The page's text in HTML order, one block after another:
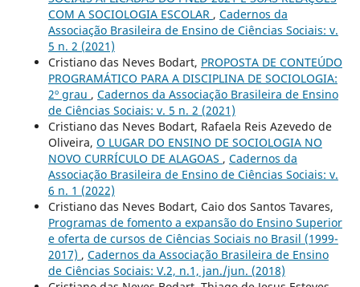
COM A SOCIOLOGIA ESCOLAR , Cadernos da
Associação Brasileira de Ensino de Ciências Sociais: v.
5 n. 2 (2021)
Cristiano das Neves Bodart, PROPOSTA DE CONTEÚDO
PROGRAMÁTICO PARA A DISCIPLINA DE SOCIOLOGIA:
2º grau , Cadernos da Associação Brasileira de Ensino
de Ciências Sociais: v. 5 n. 2 (2021)
Cristiano das Neves Bodart, Rafaela Reis Azevedo de
Oliveira, O LUGAR DO ENSINO DE SOCIOLOGIA NO
NOVO CURRÍCULO DE ALAGOAS , Cadernos da
Associação Brasileira de Ensino de Ciências Sociais: v.
6 n. 1 (2022)
Cristiano das Neves Bodart, Caio dos Santos Tavares,
Programas de fomento a expansão do Ensino Superior
e oferta de cursos de Ciências Sociais no Brasil (1999-
2017) , Cadernos da Associação Brasileira de Ensino
de Ciências Sociais: V.2, n.1, jan./jun. (2018)